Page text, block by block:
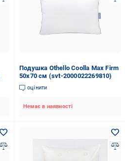
Подушка Othello Coolla Max Firm
50х70 см (svt-2000022269810)
оцінити
Немає в наявності